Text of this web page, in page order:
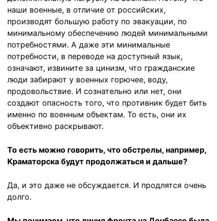
наши военные, в отличие от российских,
производят большую работу по эвакуации, по
минимальному обеспечению людей минимальными
потребностями. А даже эти минимальные
потребности, в переводе на доступный язык,
означают, извините за цинизм, что гражданские
люди забирают у военных горючее, воду,
продовольствие. И сознательно или нет, они
создают опасность того, что противник будет бить
именно по военным объектам. То есть, они их
объективно раскрывают.
То есть можно говорить, что обстрелы, например,
Краматорска будут продолжаться и дальше?
Да, и это даже не обсуждается. И продлятся очень
долго.